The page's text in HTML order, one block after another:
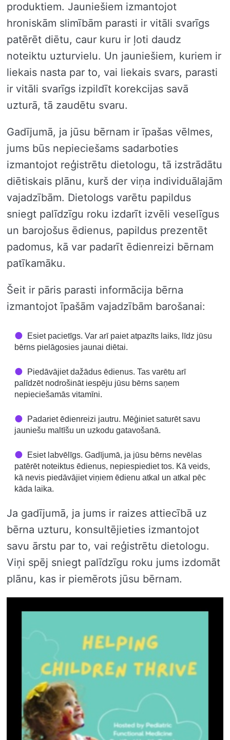
produktiem. Jauniešiem izmantojot
hroniskām slimībām parasti ir vitāli svarīgs
patērēt diētu, caur kuru ir ļoti daudz
noteiktu uzturvielu. Un jauniešiem, kuriem ir
liekais nasta par to, vai liekais svars, parasti
ir vitāli svarīgs izpildīt korekcijas savā
uzturā, tā zaudētu svaru.
Gadījumā, ja jūsu bērnam ir īpašas vēlmes,
jums būs nepieciešams sadarboties
izmantojot reģistrētu dietologu, tā izstrādātu
diētiskais plānu, kurš der viņa individuālajām
vajadzībām. Dietologs varētu papildus
sniegt palīdzīgu roku izdarīt izvēli veselīgus
un barojošus ēdienus, papildus prezentēt
padomus, kā var padarīt ēdienreizi bērnam
patīkamāku.
Šeit ir pāris parasti informācija bērna
izmantojot īpašām vajadzībām barošanai:
Esiet pacietīgs. Var arī paiet atpazīts laiks, līdz jūsu
bērns pielāgosies jaunai diētai.
Piedāvājiet dažādus ēdienus. Tas varētu arī
palīdzēt nodrošināt iespēju jūsu bērns saņem
nepieciešamās vitamīni.
Padariet ēdienreizi jautru. Mēģiniet saturēt savu
jauniešu maltīšu un uzkodu gatavošanā.
Esiet labvēlīgs. Gadījumā, ja jūsu bērns nevēlas
patērēt noteiktus ēdienus, nepiespiediet tos. Kā veids,
kā nevis piedāvājiet viņiem ēdienu atkal un atkal pēc
kāda laika.
Ja gadījumā, ja jums ir raizes attiecībā uz
bērna uzturu, konsultējieties izmantojot
savu ārstu par to, vai reģistrētu dietologu.
Viņi spēj sniegt palīdzīgu roku jums izdomāt
plānu, kas ir piemērots jūsu bērnam.